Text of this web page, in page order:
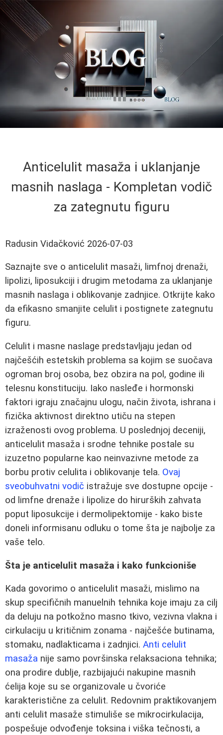
Anticelulit masaža i uklanjanje
masnih naslaga - Kompletan vodič
za zategnutu figuru
Radusin Vidačković 2026-07-03
Saznajte sve o anticelulit masaži, limfnoj drenaži,
lipolizi, liposukciji i drugim metodama za uklanjanje
masnih naslaga i oblikovanje zadnjice. Otkrijte kako
da efikasno smanjite celulit i postignete zategnutu
figuru.
Celulit i masne naslage predstavljaju jedan od
najčešćih estetskih problema sa kojim se suočava
ogroman broj osoba, bez obzira na pol, godine ili
telesnu konstituciju. Iako nasleđe i hormonski
faktori igraju značajnu ulogu, način života, ishrana i
fizička aktivnost direktno utiču na stepen
izraženosti ovog problema. U poslednjoj deceniji,
anticelulit masaža i srodne tehnike postale su
izuzetno popularne kao neinvazivne metode za
borbu protiv celulita i oblikovanje tela. Ovaj
sveobuhvatni vodič istražuje sve dostupne opcije -
od limfne drenaže i lipolize do hirurških zahvata
poput liposukcije i dermolipektomije - kako biste
doneli informisanu odluku o tome šta je najbolje za
vaše telo.
Šta je anticelulit masaža i kako funkcioniše
Kada govorimo o anticelulit masaži, mislimo na
skup specifičnih manuelnih tehnika koje imaju za cilj
da deluju na potkožno masno tkivo, vezivna vlakna i
cirkulaciju u kritičnim zonama - najčešće butinama,
stomaku, nadlakticama i zadnjici. Anti celulit
masaža nije samo površinska relaksaciona tehnika;
ona prodire dublje, razbijajući nakupine masnih
ćelija koje su se organizovale u čvoriće
karakteristične za celulit. Redovnim praktikovanjem
anti celulit masaže stimuliše se mikrocirkulacija,
pospešuje odvođenje toksina i viška tečnosti, a